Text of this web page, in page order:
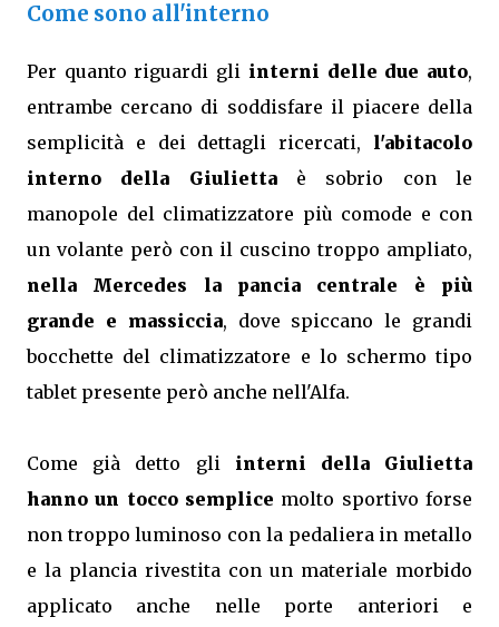
Come sono all'interno
Per quanto riguardi gli interni delle due auto,
entrambe cercano di soddisfare il piacere della
semplicità e dei dettagli ricercati, l'abitacolo
interno della Giuliettaè sobrio con le
manopole del climatizzatore più comode e con
un volante però con il cuscino troppo ampliato,
nella Mercedes la pancia centrale è più
grande e massiccia, dove spiccano le grandi
bocchette del climatizzatore e lo schermo tipo
tablet presente però anche nell'Alfa.
Come già detto gli interni della Giulietta
hanno un tocco semplice molto sportivo forse
non troppo luminoso con la pedaliera in metallo
e la plancia rivestita con un materiale morbido
applicato anche nelle porte anteriori e